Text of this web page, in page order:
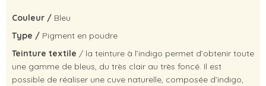
Couleur / Bleu
Type / Pigment en poudre
Teinture textile / la teinture à l’indigo permet d’obtenir toute
une gamme de bleus, du très clair au très foncé. Il est
possible de réaliser une cuve naturelle, composée d’indigo,